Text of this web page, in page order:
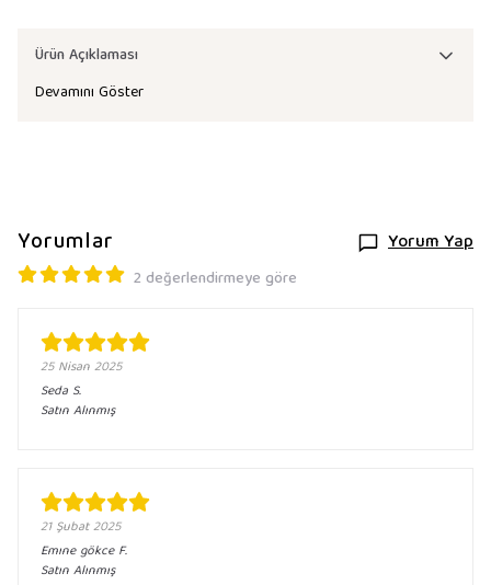
Ürün Açıklaması
Devamını Göster
Yorumlar Yorum Yap
2 değerlendirmeye göre
25 Nisan 2025
Seda S.
Satın Alınmış
21 Şubat 2025
Emıne gökceF.
Satın Alınmış